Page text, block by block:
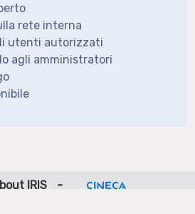
rete interna
utenti autorizzati
agli amministratori
IRIS
-